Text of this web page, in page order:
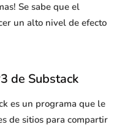
Se sabe que el
un alto nivel de efecto
de Substack
es un programa que le
de sitios para compartir